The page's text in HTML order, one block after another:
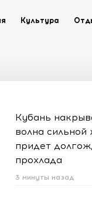
Культура
Кубань
волна
придет
прохлада
3 минуты назад